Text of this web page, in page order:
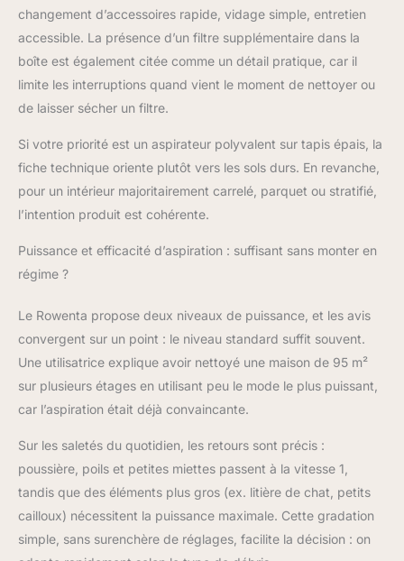
changement d’accessoires rapide, vidage simple, entretien
accessible. La présence d’un filtre supplémentaire dans la
boîte est également citée comme un détail pratique, car il
limite les interruptions quand vient le moment de nettoyer ou
de laisser sécher un filtre.
Si votre priorité est un aspirateur polyvalent sur tapis épais, la
fiche technique oriente plutôt vers les sols durs. En revanche,
pour un intérieur majoritairement carrelé, parquet ou stratifié,
l’intention produit est cohérente.
Puissance et efficacité d’aspiration : suffisant sans monter en
régime ?
Le Rowenta propose deux niveaux de puissance, et les avis
convergent sur un point : le niveau standard suffit souvent.
Une utilisatrice explique avoir nettoyé une maison de 95 m²
sur plusieurs étages en utilisant peu le mode le plus puissant,
car l’aspiration était déjà convaincante.
Sur les saletés du quotidien, les retours sont précis :
poussière, poils et petites miettes passent à la vitesse 1,
tandis que des éléments plus gros (ex. litière de chat, petits
cailloux) nécessitent la puissance maximale. Cette gradation
simple, sans surenchère de réglages, facilite la décision : on